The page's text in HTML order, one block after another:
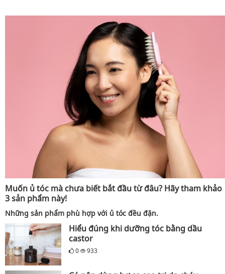
Muốn ủ tóc mà chưa biết bắt đầu từ đâu? Hãy tham khảo
3 sản phẩm này!
Những sản phẩm phù hợp với ủ tóc đều đặn.
Hiểu đúng khi dưỡng tóc bằng dầu
castor
0 933